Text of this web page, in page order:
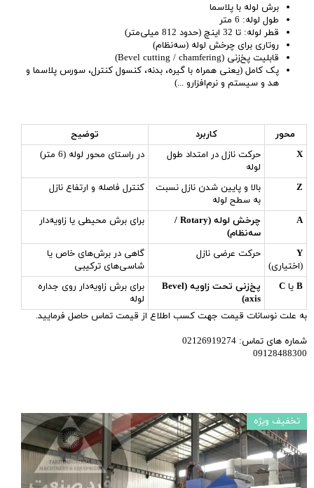
برش لوله با پلاسما
طول لوله: 6 متر
قطر لوله: تا 32 اینچ (حدود 812 میلی‌متر)
روتاری برای چرخش لوله (سه‌نظام)
قابلیت پخ‌زنی (Bevel cutting / chamfering)
پک کامل (یعنی همراه با گیره، بدنه، کنسول کنترل، سورس پلاسما و
هد و سیستم و نرم‌افزارو ...)
محور کاربرد
توضیح
X
حرکت نازل در امتداد طول
لوله
در راستای محور لوله (6 متر)
Z
بالا و پایین شدن نازل نسبت
به سطح لوله
کنترل فاصله و ارتفاع نازل
A
چرخش لوله (Rotary /
سه‌نظام)
برای برش محیطی یا زاویه‌دار
Y
(اختیاری)
حرکت عرضی نازل
گاهی در برش‌های خاص یا
شاسی‌های ترکیبی
B یا C
پخ‌زنی تحت زاویه (Bevel
axis)
برای برش زاویه‌دار روی جداره
لوله
به علت نوسانات قیمت جهت کسب اطلاع از قیمت تماس حاصل فرمایید.
شماره های تماس: 02126919274
09128488300
تخفیف ویژه